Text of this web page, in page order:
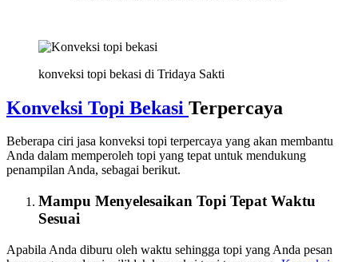
konveksi topi bekasi di Tridaya Sakti
Konveksi Topi Bekasi Terpercaya
Beberapa ciri jasa konveksi topi terpercaya yang akan membantu
Anda dalam memperoleh topi yang tepat untuk mendukung
penampilan Anda, sebagai berikut.
Mampu Menyelesaikan Topi Tepat Waktu
Sesuai
Apabila Anda diburu oleh waktu sehingga topi yang Anda pesan